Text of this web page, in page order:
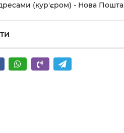
(кур'єром) - Нова Пошта